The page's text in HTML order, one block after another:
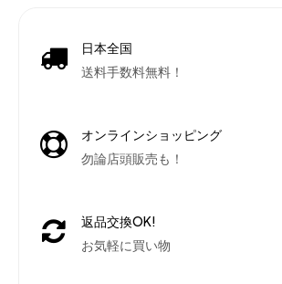
日本全国
送料手数料無料！
オンラインショッピング
勿論店頭販売も！
返品交換OK!
お気軽に買い物